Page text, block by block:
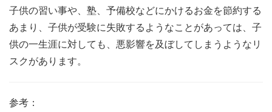
子供の習い事や、塾、予備校などにかけるお金を節約する
あまり、子供が受験に失敗するようなことがあっては、子
供の一生涯に対しても、悪影響を及ぼしてしまうようなリ
スクがあります。
参考：